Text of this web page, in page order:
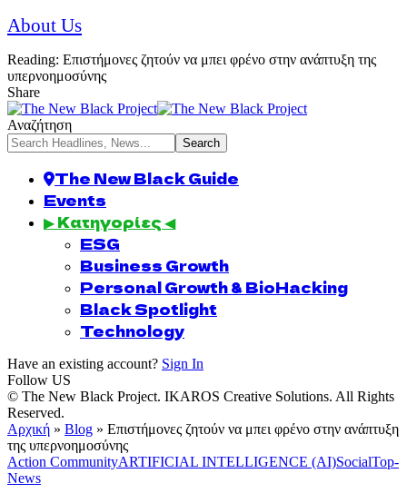
About Us
Reading: Επιστήμονες ζητούν να μπει φρένο στην ανάπτυξη της
υπερνοημοσύνης
Share
Αναζήτηση
The New Black Guide
Events
▶ Κατηγορίες ◀
ESG
Business Growth
Personal Growth & BioHacking
Black Spotlight
Technology
Have an existing account? Sign In
Follow US
© The New Black Project. IKAROS Creative Solutions. All Rights
Reserved.
Αρχική » Blog » Επιστήμονες ζητούν να μπει φρένο στην ανάπτυξη
της υπερνοημοσύνης
Action CommunityARTIFICIAL INTELLIGENCE (AI)SocialTop-
News